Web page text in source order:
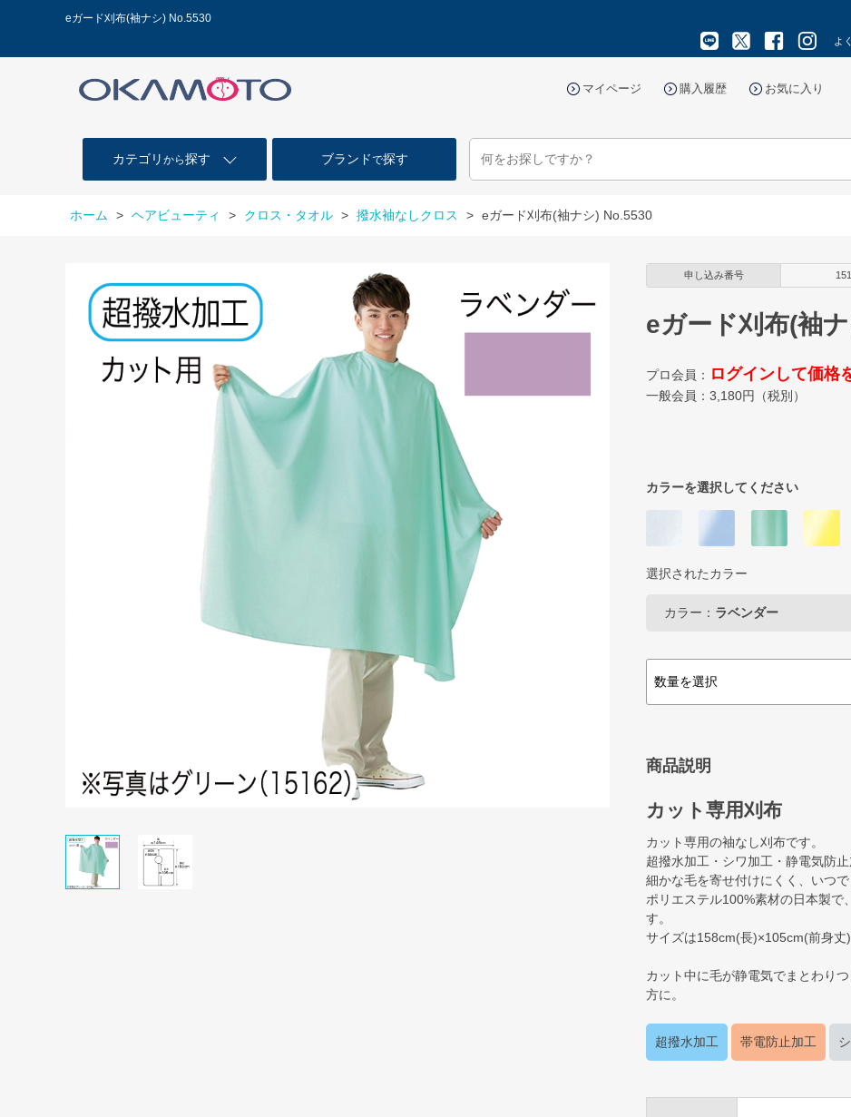
eガード刈布(袖ナシ) No.5530
よ
マイページ 購入履歴 お気に入り
カテゴリ から探す ブランドで探す
ホーム > ヘアビューティ > クロス・タオル > 撥水袖なしクロス > eガード刈布(袖ナシ) No.5530
申し込み番号
eガード刈布(袖
プロ会員： ログインして価格
一般会員： 3,180円（税別）
カラーを選択してください
選択されたカラー
カラー： ラベンダー
商品説明
カット専用刈布
カット専用の袖なし刈布です。
超撥水加工・シワ加工・静電気防
細かな毛を寄せ付けにくく、いつ
ポリエステル100%素材の日本製で
す。
サイズは158cm(長)×105cm(前身丈
カット中に毛が静電気でまとわり
方に。
超撥水加工 帯電防止加工